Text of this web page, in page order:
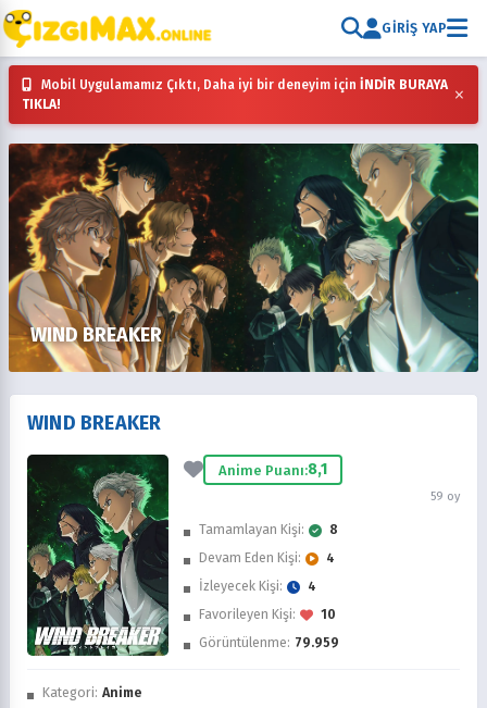
GIRIŞ YAP
Mobil Uygulamamız Çıktı, Daha iyi bir deneyim için İNDİR BURAYA
TIKLA!
×
WIND BREAKER
İzledim
WIND BREAKER
Anime Puanı:8,1
59 oy
Kategori: Anime
Tamamlayan Kişi:
8
Devam Eden Kişi:
4
İzleyecek Kişi:
4
Favorileyen Kişi:
10
Görüntülenme: 79.959